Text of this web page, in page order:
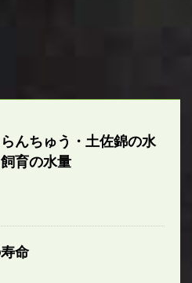
んちゅう・土佐錦の水
育の水量
命